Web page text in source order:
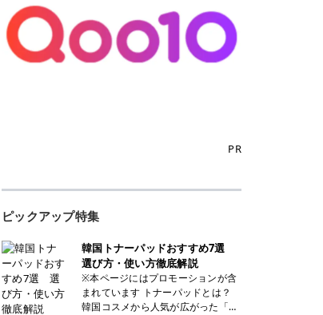
PR
ピックアップ特集
韓国トナーパッドおすすめ7選
選び方・使い方徹底解説
※本ページにはプロモーションが含
まれています トナーパッドとは？
韓国コスメから人気が広がった「ト